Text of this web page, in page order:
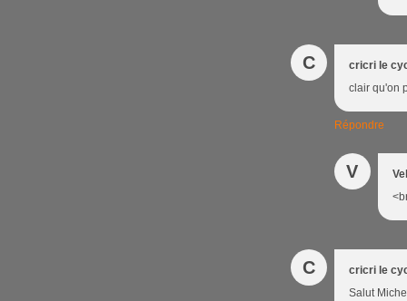
C
cricri le
clair qu'on
Répondre
V
C
cricri le
Salut